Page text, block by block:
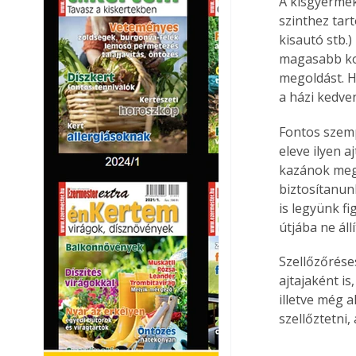
szinthez
kisautó
magasabb
megoldást.
a házi
Fontos
eleve ilyen
kazánok
is legyünk
útjába ne
ajtajaként
illetve még
szellőztetni,